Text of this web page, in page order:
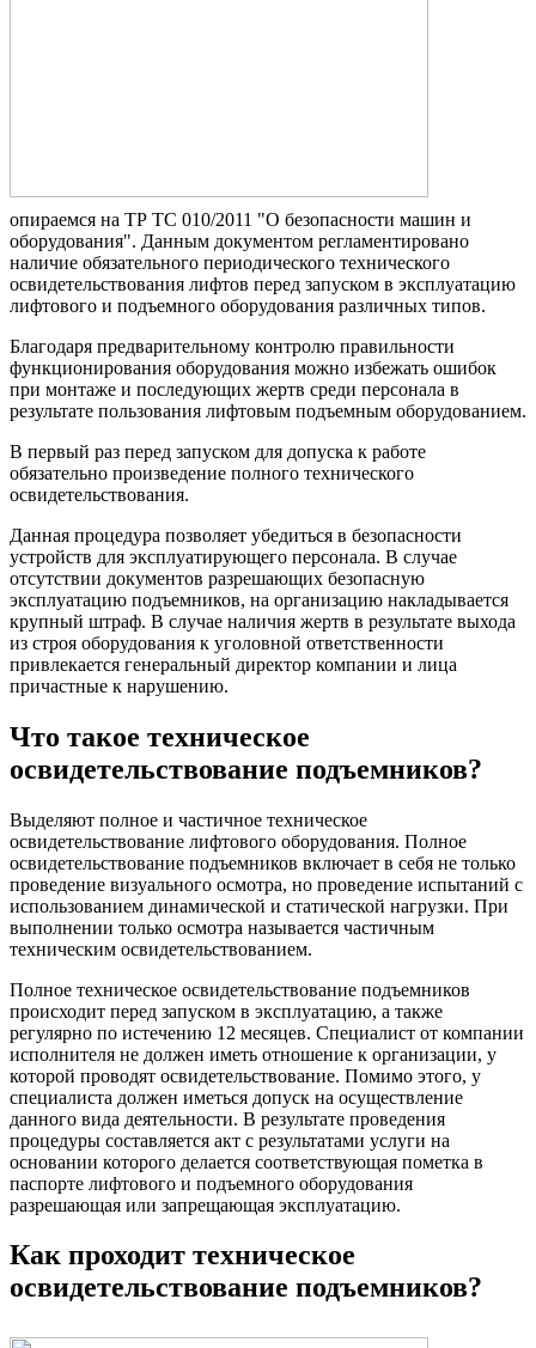
опираемся на ТР ТС 010/2011 "О безопасности машин и
оборудования". Данным документом регламентировано
наличие обязательного периодического технического
освидетельствования лифтов перед запуском в эксплуатацию
лифтового и подъемного оборудования различных типов.
Благодаря предварительному контролю правильности
функционирования оборудования можно избежать ошибок
при монтаже и последующих жертв среди персонала в
результате пользования лифтовым подъемным оборудованием.
В первый раз перед запуском для допуска к работе
обязательно произведение полного технического
освидетельствования.
Данная процедура позволяет убедиться в безопасности
устройств для эксплуатирующего персонала. В случае
отсутствии документов разрешающих безопасную
эксплуатацию подъемников, на организацию накладывается
крупный штраф. В случае наличия жертв в результате выхода
из строя оборудования к уголовной ответственности
привлекается генеральный директор компании и лица
причастные к нарушению.
Что такое техническое
освидетельствование подъемников?
Выделяют полное и частичное техническое
освидетельствование лифтового оборудования. Полное
освидетельствование подъемников включает в себя не только
проведение визуального осмотра, но проведение испытаний с
использованием динамической и статической нагрузки. При
выполнении только осмотра называется частичным
техническим освидетельствованием.
Полное техническое освидетельствование подъемников
происходит перед запуском в эксплуатацию, а также
регулярно по истечению 12 месяцев. Специалист от компании
исполнителя не должен иметь отношение к организации, у
которой проводят освидетельствование. Помимо этого, у
специалиста должен иметься допуск на осуществление
данного вида деятельности. В результате проведения
процедуры составляется акт с результатами услуги на
основании которого делается соответствующая пометка в
паспорте лифтового и подъемного оборудования
разрешающая или запрещающая эксплуатацию.
Как проходит техническое
освидетельствование подъемников?